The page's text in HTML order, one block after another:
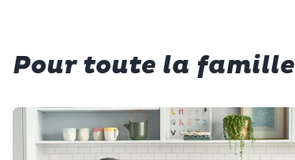
Pour toute la famille